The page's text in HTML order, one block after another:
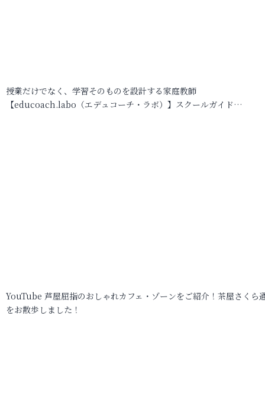
授業だけでなく、学習そのものを設計する家庭教師
【educoach.labo（エデュコーチ・ラボ）】スクールガイド…
YouTube 芦屋屈指のおしゃれカフェ・ゾーンをご紹介！茶屋さくら
をお散歩しました！